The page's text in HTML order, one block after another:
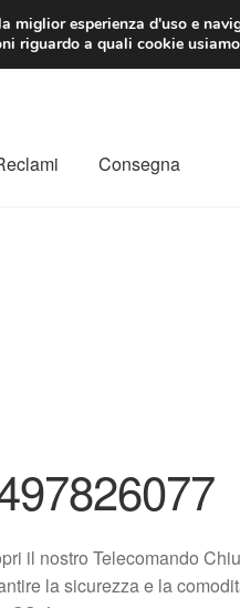
EUR
Consegna
il nostro Telecomando
la sicurezza e la
miglior esperienza d'uso e
riguardo a quali cookie